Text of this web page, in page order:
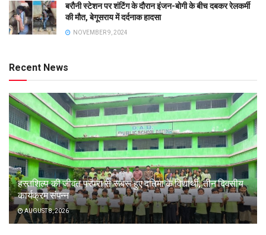
बरौनी स्टेशन पर शंटिंग के दौरान इंजन-बोगी के बीच दबकर रेलकर्मी
की मौत, बेगूसराय में दर्दनाक हादसा
NOVEMBER 9, 2024
Recent News
हस्तशिल्प की जीवंत परंपरा से रूबरू हुए दतिमा के विद्यार्थी, तीन दिवसीय
कार्यक्रम संपन्न
AUGUST 8, 2026